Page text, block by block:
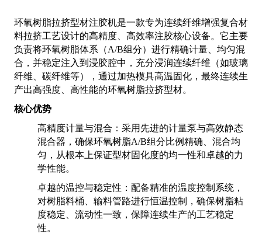
环氧树脂拉挤型材注胶机是一款专为连续纤维增强复合材
料拉挤工艺设计的高精度、高效率注胶核心设备。它主要
负责将环氧树脂体系（A/B组分）进行精确计量、均匀混
合，并稳定注入到浸胶腔中，充分浸润连续纤维（如玻璃
纤维、碳纤维等），通过加热模具高温固化，最终连续生
产出高强度、高性能的环氧树脂拉挤型材。
核心优势
高精度计量与混合：采用先进的计量泵与高效静态
混合器，确保环氧树脂A/B组分比例精确、混合均
匀，从根本上保证型材固化度的均一性和卓越的力
学性能。
卓越的温控与稳定性：配备精准的温度控制系统，
对树脂料桶、输料管路进行恒温控制，确保树脂粘
度稳定、流动性一致，保障连续生产的工艺稳定
性。